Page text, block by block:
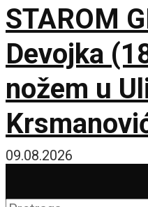
STAROM
Devojka
nožem u
09.08.2026